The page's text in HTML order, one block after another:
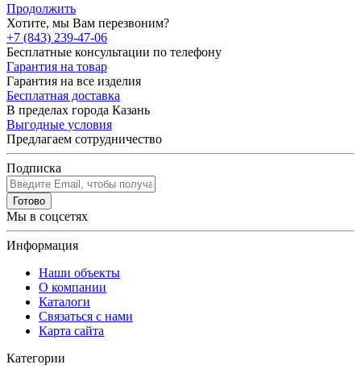
Продолжить
Хотите, мы Вам перезвоним?
+7 (843) 239-47-06
Бесплатные консультации по телефону
Гарантия на товар
Гарантия на все изделия
Бесплатная доставка
В пределах города Казань
Выгодные условия
Предлагаем сотрудничество
Подписка
Готово
Мы в соцсетях
Информация
Наши объекты
О компании
Каталоги
Связаться с нами
Карта сайта
Категории